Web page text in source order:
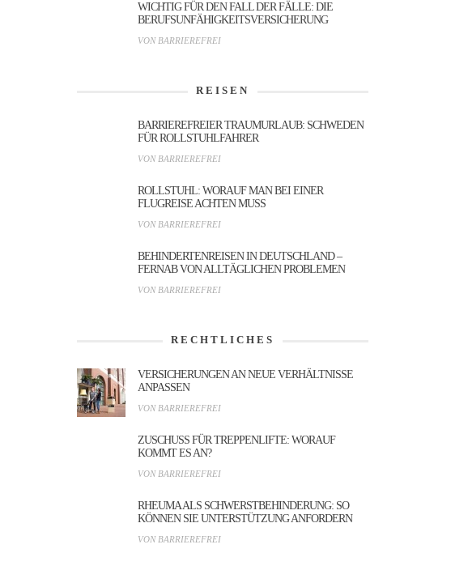
WICHTIG FÜR DEN FALL DER FÄLLE: DIE
BERUFSUNFÄHIGKEITSVERSICHERUNG
VON BARRIEREFREI
REISEN
BARRIEREFREIER TRAUMURLAUB: SCHWEDEN
FÜR ROLLSTUHLFAHRER
VON BARRIEREFREI
ROLLSTUHL: WORAUF MAN BEI EINER
FLUGREISE ACHTEN MUSS
VON BARRIEREFREI
BEHINDERTENREISEN IN DEUTSCHLAND –
FERNAB VON ALLTÄGLICHEN PROBLEMEN
VON BARRIEREFREI
RECHTLICHES
VERSICHERUNGEN AN NEUE VERHÄLTNISSE
ANPASSEN
VON BARRIEREFREI
ZUSCHUSS FÜR TREPPENLIFTE: WORAUF
KOMMT ES AN?
VON BARRIEREFREI
RHEUMA ALS SCHWERSTBEHINDERUNG: SO
KÖNNEN SIE UNTERSTÜTZUNG ANFORDERN
VON BARRIEREFREI